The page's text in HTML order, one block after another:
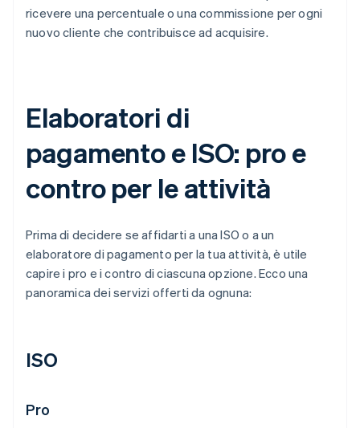
ricevere una percentuale o una commissione per ogni
nuovo cliente che contribuisce ad acquisire.
Elaboratori di
pagamento e ISO: pro e
contro per le attività
Prima di decidere se affidarti a una ISO o a un
elaboratore di pagamento per la tua attività, è utile
capire i pro e i contro di ciascuna opzione. Ecco una
panoramica dei servizi offerti da ognuna:
ISO
Pro